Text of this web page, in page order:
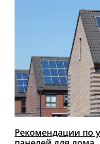
Рекомендации по